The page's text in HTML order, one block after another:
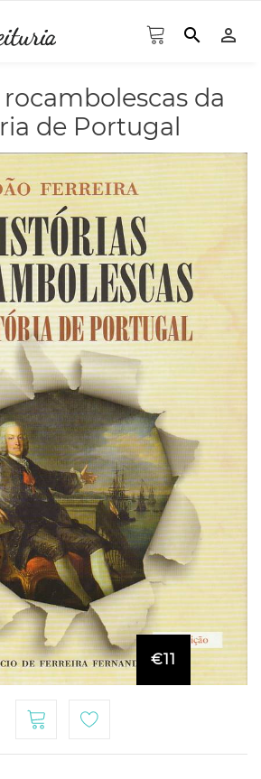
search person_outline
da
de Portugal
€11